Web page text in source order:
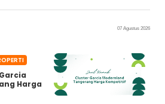
07 Agustus 2026
Harga